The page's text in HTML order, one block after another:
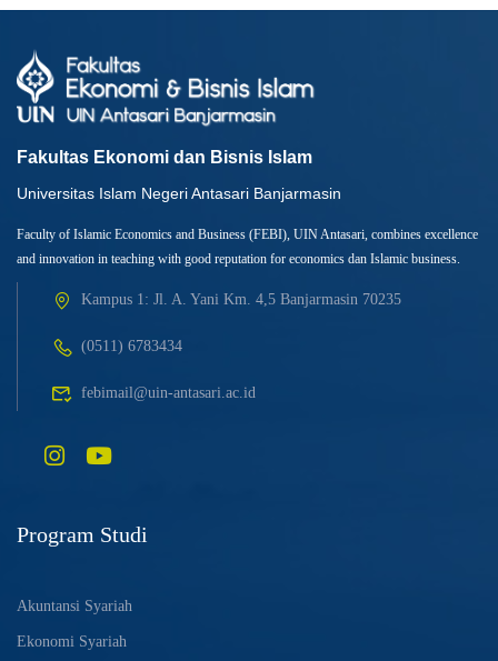
Fakultas Ekonomi dan Bisnis Islam
Universitas Islam Negeri Antasari Banjarmasin
Faculty of Islamic Economics and Business (FEBI), UIN Antasari, combines excellence
and innovation in teaching with good reputation for economics dan Islamic business.
Kampus 1: Jl. A. Yani Km. 4,5 Banjarmasin 70235
(0511) 6783434
febimail@uin-antasari.ac.id
Program Studi
Akuntansi Syariah
Ekonomi Syariah